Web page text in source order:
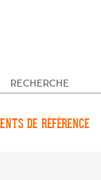
RECHERCHE
DE RÉFÉRENCE